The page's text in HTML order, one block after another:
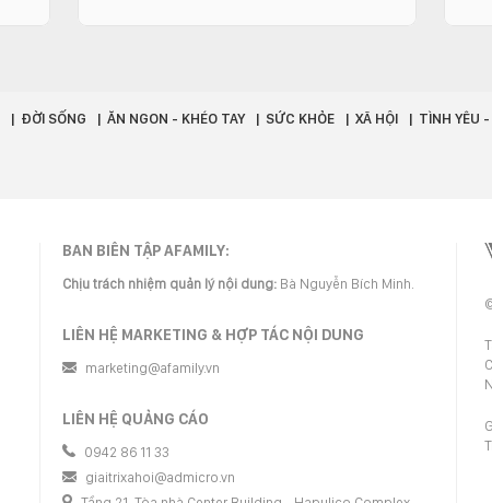
ĐỜI SỐNG ĂN NGON - KHÉO TAY SỨC KHỎE XÃ HỘI TÌNH YÊU
BAN BIÊN TẬP AFAMILY:
Chịu trách nhiệm quản lý nội dung: Bà Nguyễn Bích Minh.
LIÊN HỆ MARKETING & HỢP TÁC NỘI DUNG
marketing@afamily.vn
LIÊN HỆ QUẢNG CÁO
0942 86 11 33
giaitrixahoi@admicro.vn